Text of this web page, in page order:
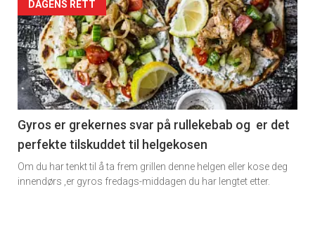
Forsiden
akkurat
nå
-
6
DAGENS RETT
Gyros er grekernes svar på rullekebab og er det
perfekte tilskuddet til helgekosen
Om du har tenkt til å ta frem grillen denne helgen eller kose deg
innendørs ,er gyros fredags-middagen du har lengtet etter.